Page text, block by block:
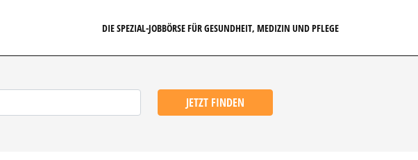
DIE SPEZIAL-JOBBÖRSE FÜR GESUNDHEIT, MEDIZIN UND PFLEGE
JETZT FINDEN